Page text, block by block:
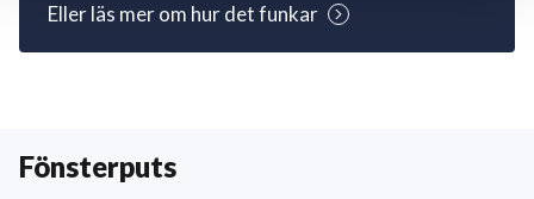
Eller läs mer om hur det funkar
Fönsterputs